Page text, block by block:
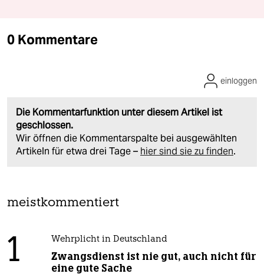
0 Kommentare
Die Kommentarfunktion unter diesem Artikel ist
geschlossen.
Wir öffnen die Kommentarspalte bei ausgewählten
Artikeln für etwa drei Tage – hier sind sie zu finden.
einloggen
meistkommentiert
1 Wehrplicht in Deutschland
Zwangsdienst ist nie gut, auch nicht für
eine gute Sache